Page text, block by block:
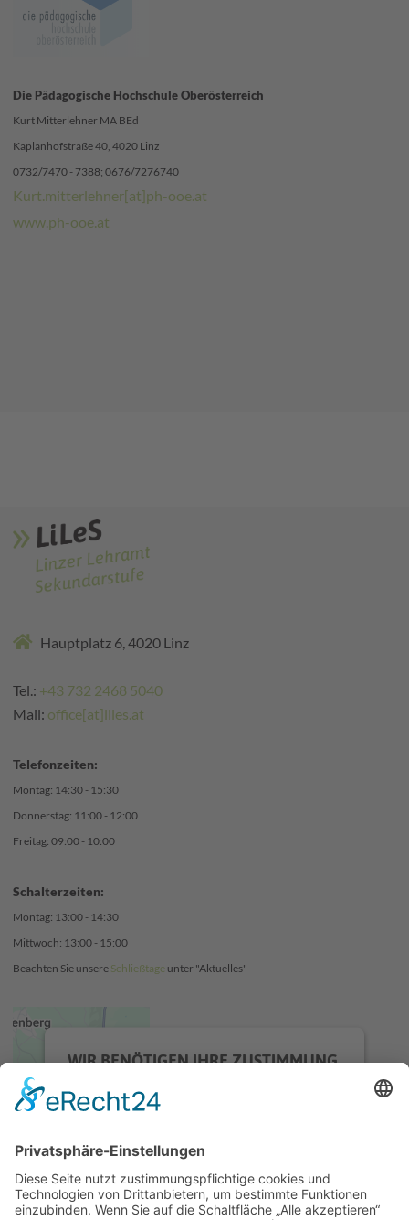
Die Pädagogische Hochschule Oberösterreich
Kurt Mitterlehner MA BEd
Kaplanhofstraße 40, 4020 Linz
0732/7470 - 7388; 0676/7276740
Kurt.mitterlehner[at]ph-ooe.at
www.ph-ooe.at
Hauptplatz 6, 4020 Linz
Tel.: +43 732 2468 5040
Mail: office[at]liles.at
Telefonzeiten:
Montag: 14:30 - 15:30
Donnerstag: 11:00 - 12:00
Freitag: 09:00 - 10:00
Schalterzeiten:
Montag: 13:00 - 14:30
Mittwoch: 13:00 - 15:00
Beachten Sie unsere Schließtage unter "Aktuelles"
WIR BENÖTIGEN IHRE ZUSTIMMUNG,
Drittanbieters, um Karteninhalte
einzubetten. Dieser Service kann Daten zu
Ihren Aktivitäten sammeln. Bitte lesen Sie